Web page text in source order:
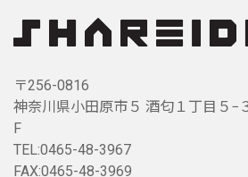
〒256-0816
神奈川県小田原市５ 酒匂１丁目５−
F
TEL:0465-48-3967
FAX:0465-48-3969